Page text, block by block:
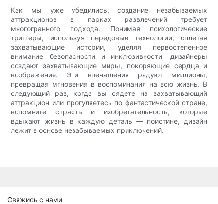
Как мы уже убедились, создание незабываемых
аттракционов в парках развлечений требует
многогранного подхода. Понимая психологические
триггеры, используя передовые технологии, сплетая
захватывающие истории, уделяя первостепенное
внимание безопасности и инклюзивности, дизайнеры
создают захватывающие миры, покоряющие сердца и
воображение. Эти впечатления радуют миллионы,
превращая мгновения в воспоминания на всю жизнь. В
следующий раз, когда вы сядете на захватывающий
аттракцион или прогуляетесь по фантастической стране,
вспомните страсть и изобретательность, которые
вдыхают жизнь в каждую деталь — поистине, дизайн
лежит в основе незабываемых приключений.
Свяжись с нами